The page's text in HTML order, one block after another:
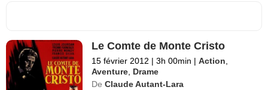
Le Comte de Monte Cristo
15 février 2012 | 3h 00min | Action
Aventure Drame
De Claude Autant-Lara